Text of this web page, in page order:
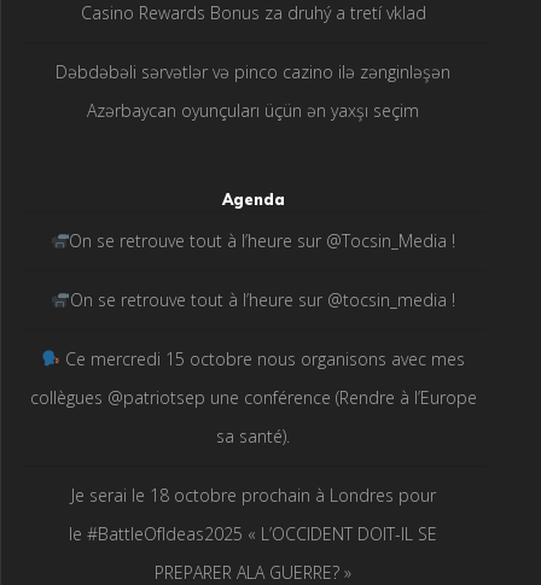
Casino Rewards Bonus za druhý a tretí vklad
Dəbdəbəli sərvətlər və pinco cazino ilə zənginləşən
Azərbaycan oyunçuları üçün ən yaxşı seçim
Agenda
On se retrouve tout à l’heure sur @Tocsin_Media !
On se retrouve tout à l’heure sur @tocsin_media !
Ce mercredi 15 octobre nous organisons avec mes
collègues @patriotsep une conférence (Rendre à l’Europe
sa santé).
Je serai le 18 octobre prochain à Londres pour
le #BattleOfIdeas2025 « L’OCCIDENT DOIT-IL SE
PREPARER ALA GUERRE? »